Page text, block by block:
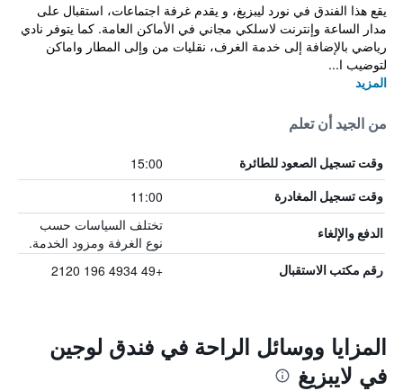
يقع هذا الفندق في نورد ليبزيغ، و يقدم غرفة اجتماعات، استقبال على
مدار الساعة وإنترنت لاسلكي مجاني في الأماكن العامة. كما يتوفر نادي
رياضي بالإضافة إلى خدمة الغرف، نقليات من وإلى المطار واماكن
لتوضيب ا...
المزيد
من الجيد أن تعلم
وقت تسجيل الصعود للطائرة 15:00
وقت تسجيل المغادرة 11:00
الدفع والإلغاء
تختلف السياسات حسب
نوع الغرفة ومزود الخدمة.
رقم مكتب الاستقبال +49 4934 196 2120
المزايا ووسائل الراحة في فندق لوجين
في لايبزيغ